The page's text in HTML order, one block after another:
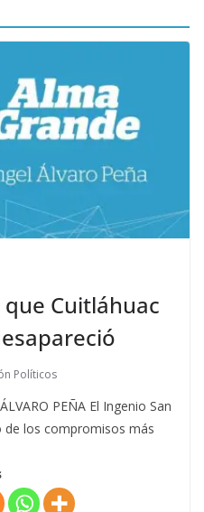
Cuitláhuac
Políticos
PEÑA El Ingenio San
de los compromisos más